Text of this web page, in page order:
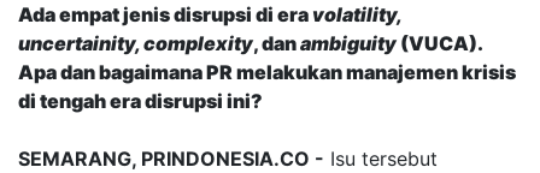
Ada empat jenis disrupsi di era volatility,
uncertainity, complexity, danambiguity (VUCA).
Apa dan bagaimana PR melakukan manajemen krisis
di tengah era disrupsi ini?
SEMARANG, PRINDONESIA.CO - Isu tersebut